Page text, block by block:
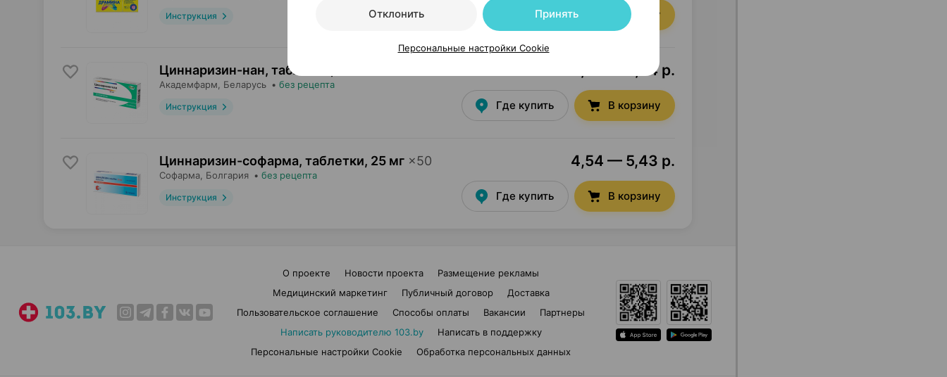
Инструкция Где купить В корзину
Циннаризин-нан, таблетки
Академфарм , Беларусь • без рецепта
Инструкция
4,43 — 5,34 р.
Где купить В корзину
Циннаризин-софарма, таблетки, 25 мг ×50
Софарма , Болгария • без рецепта
Инструкция
4,54 — 5,43 р.
Где купить В корзину
О проекте Новости проекта
Размещение рекламы
Медицинский маркетинг
Публичный договор
Доставка
Пользовательское соглашение
Способы оплаты Вакансии
Партнеры
Написать руководителю 103.by
Написать в поддержку
Персональные настройки Cookie
Обработка персональных данных
Отклонить Принять
Персональные настройки Cookie